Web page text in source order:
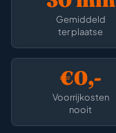
Gemiddeld
ter plaatse
€0,-
Voorrijkosten
nooit